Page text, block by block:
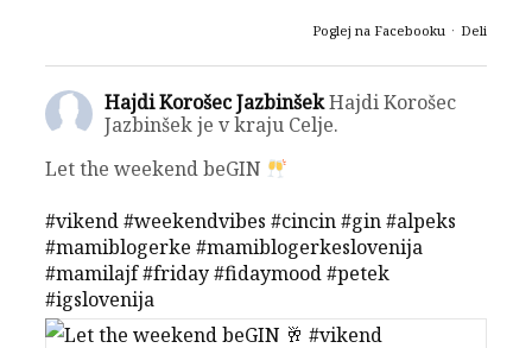
Poglej na Facebooku · Deli
Hajdi Korošec JazbinšekHajdi Korošec
Jazbinšek je v kraju Celje.
Let the weekend beGIN
#vikend#weekendvibes #cincin#gin#alpeks
#mamiblogerke #mamiblogerkeslovenija
#mamilajf#friday#fidaymood#petek
#igslovenija